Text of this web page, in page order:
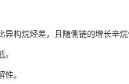
构烷烃差，且随侧链的增长辛烷
。